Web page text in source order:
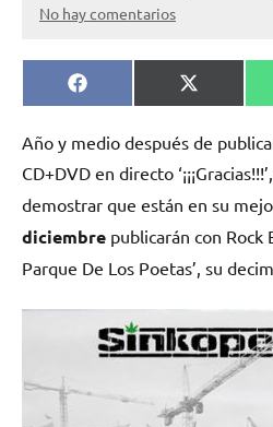
No hay comentarios
Compartir
en
Facebook
Compartir
en
X
(Twitter)
Año y medio después de
CD+DVD en directo ‘¡¡¡Gracias!!!’,
demostrar que están en su
diciembre publicarán con Rock
Parque De Los Poetas’, su